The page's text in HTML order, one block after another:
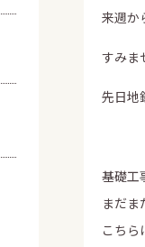
来週か
すみま
先日地
基礎工
まだま
こちら